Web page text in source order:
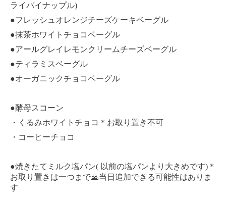
ライパイナップル)
●フレッシュオレンジチーズケーキベーグル
●抹茶ホワイトチョコベーグル
●アールグレイレモンクリームチーズベーグル
●ティラミスベーグル
●オーガニックチョコベーグル
●酵母スコーン
・くるみホワイトチョコ＊お取り置き不可
・コーヒーチョコ
●焼きたてミルク塩パン( 以前の塩パンより大きめです)＊
お取り置きは一つまで🙏当日追加できる可能性はありま
す